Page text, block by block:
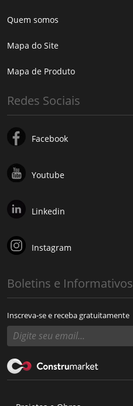
Quem somos
Mapa do Site
Mapa de Produto
Redes Sociais
Facebook
Youtube
Linkedin
Instagram
Boletins e Informativos
Inscreva-se e receba gratuitamente